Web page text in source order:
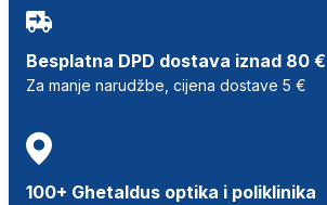
Besplatna DPD dostava iznad 80 €
Za manje narudžbe, cijena dostave 5 €
100+ Ghetaldus optika i poliklinika